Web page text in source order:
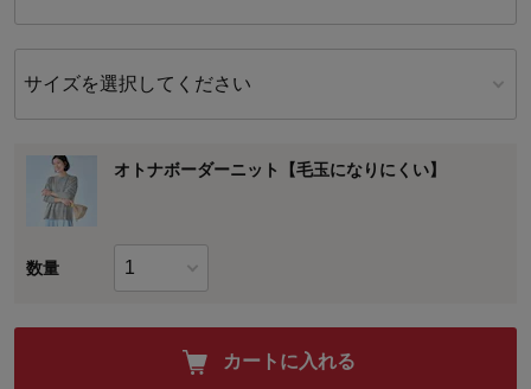
サイズを選択してください
オトナボーダーニット【毛玉になりにくい】
数量
カートに入れる